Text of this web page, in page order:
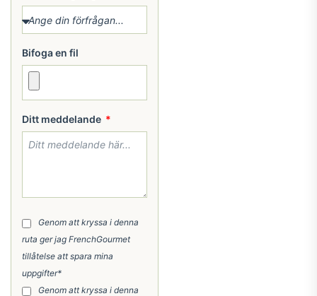
Bifoga en fil
Ditt meddelande
Genom att kryssa i denna
ruta ger jag FrenchGourmet
tillåtelse att spara mina
uppgifter*
Genom att kryssa i denna